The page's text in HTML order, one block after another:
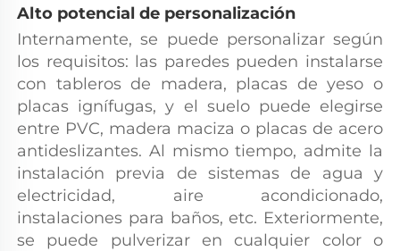
Alto potencial de personalización
Internamente, se puede personalizar según
los requisitos: las paredes pueden instalarse
con tableros de madera, placas de yeso o
placas ignífugas, y el suelo puede elegirse
entre PVC, madera maciza o placas de acero
antideslizantes. Al mismo tiempo, admite la
instalación previa de sistemas de agua y
electricidad, aire acondicionado,
instalaciones para baños, etc. Exteriormente,
se puede pulverizar en cualquier color o